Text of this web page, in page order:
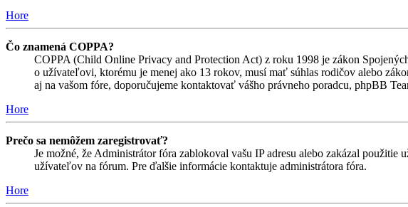
Hore
Čo znamená COPPA?
COPPA (Child Online Privacy and Protection Act) z roku 1998 je zákon
o užívateľovi, ktorému je menej ako 13 rokov, musí mať súhlas rodičov alebo
aj na vašom fóre, doporučujeme kontaktovať vášho právneho poradcu, phpBB
Hore
Prečo sa nemôžem zaregistrovať?
Je možné, že Administrátor fóra zablokoval vašu IP adresu alebo zakázal
užívateľov na fórum. Pre ďalšie informácie kontaktuje administrátora fóra.
Hore